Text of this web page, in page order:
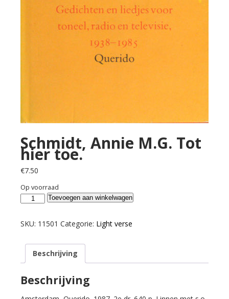
Schmidt, Annie M.G. Tot
hier toe.
€7.50
Op voorraad
Schmidt,
M.G.
hier
aantal
Toevoegen aan winkelwagen
SKU: 11501 Categorie: Light verse
Beschrijving
Beschrijving